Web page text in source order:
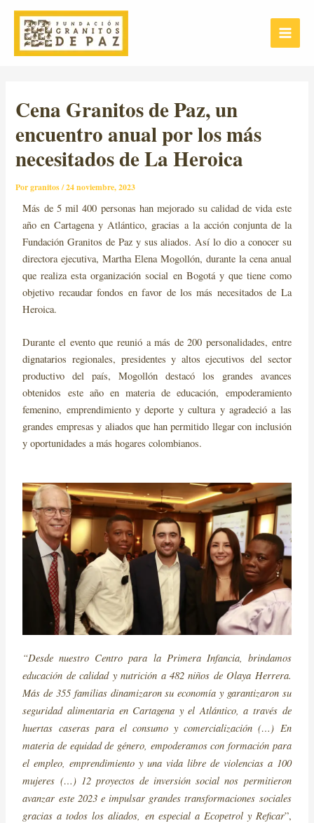
contenido
Main
Menu
Cena Granitos de Paz, un
encuentro anual por los más
necesitados de La Heroica
Porgranitos/24 noviembre, 2023
Más de 5 mil 400 personas han mejorado su calidad de vida este
año en Cartagena y Atlántico, gracias a la acción conjunta de la
Fundación Granitos de Paz y sus aliados. Así lo dio a conocer su
directora ejecutiva, Martha Elena Mogollón, durante la cena anual
que realiza esta organización social en Bogotá y que tiene como
objetivo recaudar fondos en favor de los más necesitados de La
Heroica.
Durante el evento que reunió a más de 200 personalidades, entre
dignatarios regionales, presidentes y altos ejecutivos del sector
productivo del país, Mogollón destacó los grandes avances
obtenidos este año en materia de educación, empoderamiento
femenino, emprendimiento y deporte y cultura y agradeció a las
grandes empresas y aliados que han permitido llegar con inclusión
y oportunidades a más hogares colombianos.
“Desde nuestro Centro para la Primera Infancia, brindamos
educación de calidad y nutrición a 482 niños de Olaya Herrera.
Más de 355 familias dinamizaron su economía y garantizaron su
seguridad alimentaria en Cartagena y el Atlántico, a través de
huertas caseras para el consumo y comercialización (…) En
materia de equidad de género, empoderamos con formación para
el empleo, emprendimiento y una vida libre de violencias a 100
mujeres (…) 12 proyectos de inversión social nos permitieron
avanzar este 2023 e impulsar grandes transformaciones sociales
gracias a todos los aliados, en especial a Ecopetrol y Reficar”,
Post
navigation